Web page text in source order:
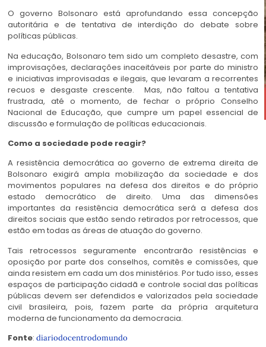
O governo Bolsonaro está aprofundando essa concepção
autoritária e de tentativa de interdição do debate sobre
políticas públicas.
Na educação, Bolsonaro tem sido um completo desastre, com
improvisações, declarações inaceitáveis por parte do ministro
e iniciativas improvisadas e ilegais, que levaram a recorrentes
recuos e desgaste crescente. Mas, não faltou a tentativa
frustrada, até o momento, de fechar o próprio Conselho
Nacional de Educação, que cumpre um papel essencial de
discussão e formulação de políticas educacionais.
Como a sociedade pode reagir?
A resistência democrática ao governo de extrema direita de
Bolsonaro exigirá ampla mobilização da sociedade e dos
movimentos populares na defesa dos direitos e do próprio
estado democrático de direito. Uma das dimensões
importantes da resistência democrática será a defesa dos
direitos sociais que estão sendo retirados por retrocessos, que
estão em todas as áreas de atuação do governo.
Tais retrocessos seguramente encontrarão resistências e
oposição por parte dos conselhos, comitês e comissões, que
ainda resistem em cada um dos ministérios. Por tudo isso, esses
espaços de participação cidadã e controle social das políticas
públicas devem ser defendidos e valorizados pela sociedade
civil brasileira, pois, fazem parte da própria arquitetura
moderna de funcionamento da democracia.
Fonte: diariodocentrodomundo